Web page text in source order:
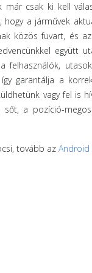
már csak ki kell
a járművek
közös fuvart, és
együtt
felhasználók,
így garantálja a
vagy fel is
sőt, a pozíció-
tovább az